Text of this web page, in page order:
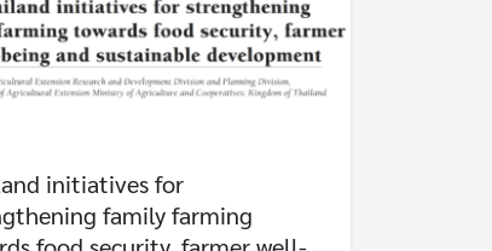
initiatives for
family farming